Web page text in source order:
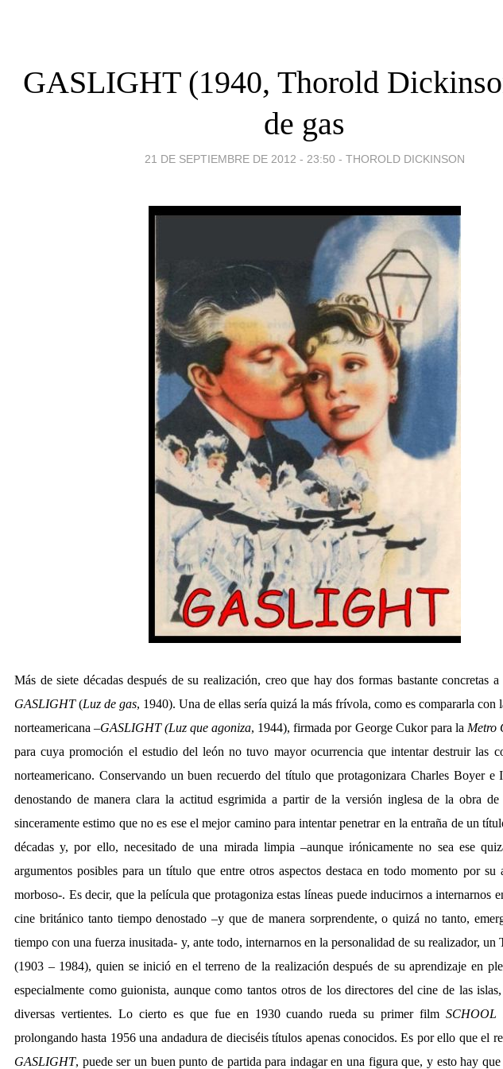
GASLIGHT (1940, Thorold
de gas
21 DE SEPTIEMBRE DE 2012 - 23:50 - THOROLD DICKINSON
Más de siete décadas después de su realización, creo que hay dos formas bastante concretas
GASLIGHT(Luz de gas, 1940). Una de ellas sería quizá la más frívola, como es compararla con
norteamericana –GASLIGHT (Luz que agoniza, 1944), firmada por George Cukor para la Metro
para cuya promoción el estudio del león no tuvo mayor ocurrencia que intentar destruir las
norteamericano. Conservando un buen recuerdo del título que protagonizara Charles Boyer e
denostando de manera clara la actitud esgrimida a partir de la versión inglesa de la obra
sinceramente estimo que no es ese el mejor camino para intentar penetrar en la entraña de un
décadas y, por ello, necesitado de una mirada limpia –aunque irónicamente no sea ese
argumentos posibles para un título que entre otros aspectos destaca en todo momento por su
morboso-. Es decir, que la película que protagoniza estas líneas puede inducirnos a internarnos
cine británico tanto tiempo denostado –y que de manera sorprendente, o quizá no tanto,
tiempo con una fuerza inusitada- y, ante todo, internarnos en la personalidad de su realizador,
(1903 – 1984), quien se inició en el terreno de la realización después de su aprendizaje en
especialmente como guionista, aunque como tantos otros de los directores del cine de las
diversas vertientes. Lo cierto es que fue en 1930 cuando rueda su primer filmSCHOOL
prolongando hasta 1956 una andadura de dieciséis títulos apenas conocidos. Es por ello que el
GASLIGHT, puede ser un buen punto de partida para indagar en una figura que, y esto hay